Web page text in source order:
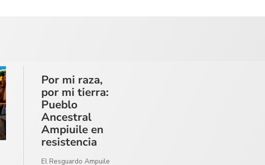
Por mi raza,
por mi tierra:
Pueblo
Ancestral
Ampiuile en
resistencia
El Resguardo Ampuile